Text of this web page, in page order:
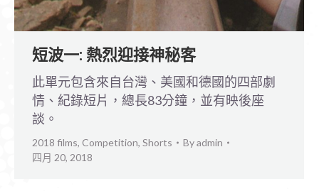
短波一: 熱烈迎接神秘客
此單元包含來自台灣、美國和德國的四部劇
情、紀錄短片，總長83分鐘，並有映後座
談。
2018 films, Competition, Shorts Byadmin
四月 20, 2018